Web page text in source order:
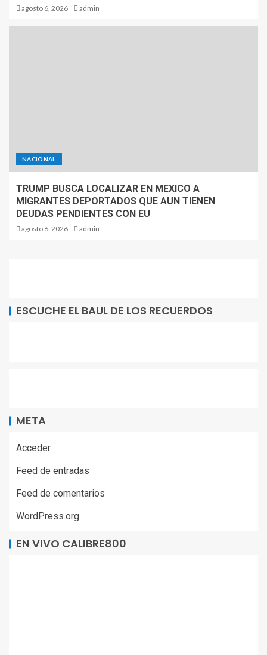
agosto 6, 2026 admin
NACIONAL
TRUMP BUSCA LOCALIZAR EN MEXICO A
MIGRANTES DEPORTADOS QUE AUN TIENEN
DEUDAS PENDIENTES CON EU
agosto 6, 2026 admin
ESCUCHE EL BAUL DE LOS RECUERDOS
META
Acceder
Feed de entradas
Feed de comentarios
WordPress.org
EN VIVO CALIBRE800